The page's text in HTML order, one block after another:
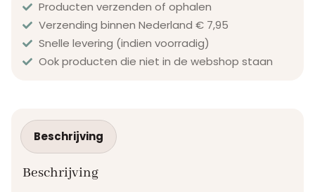
Producten verzenden of ophalen
Verzending binnen Nederland € 7,95
Snelle levering (indien voorradig)
Ook producten die niet in de webshop staan​
Beschrijving
Beschrijving